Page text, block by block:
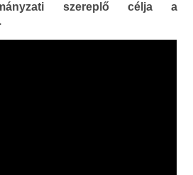
szereplő célja a